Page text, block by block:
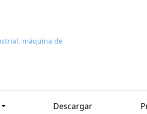
Descargar